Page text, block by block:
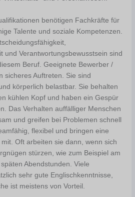
benötigen Fachkräfte für
Talente und soziale Kompetenzen.
und Verantwortungsbewusstsein sind
Beruf. Geeignete Bewerber /
sicheres Auftreten. Sie sind
körperlich belastbar. Sie behalten
kühlen Kopf und haben ein Gespür
Das Verhalten auffälliger Menschen
und greifen bei Problemen schnell
flexibel und bringen eine
Oft arbeiten sie dann, wenn sich
stürzen, wie zum Beispiel am
Abendstunden. Viele
sehr gute Englischkenntnisse,
ist meistens von Vorteil.